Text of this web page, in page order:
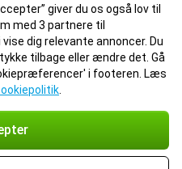
giver du os også lov til
med 3 partnere til
dig relevante annoncer. Du
tilbage eller ændre det. Gå
i footeren. Læs